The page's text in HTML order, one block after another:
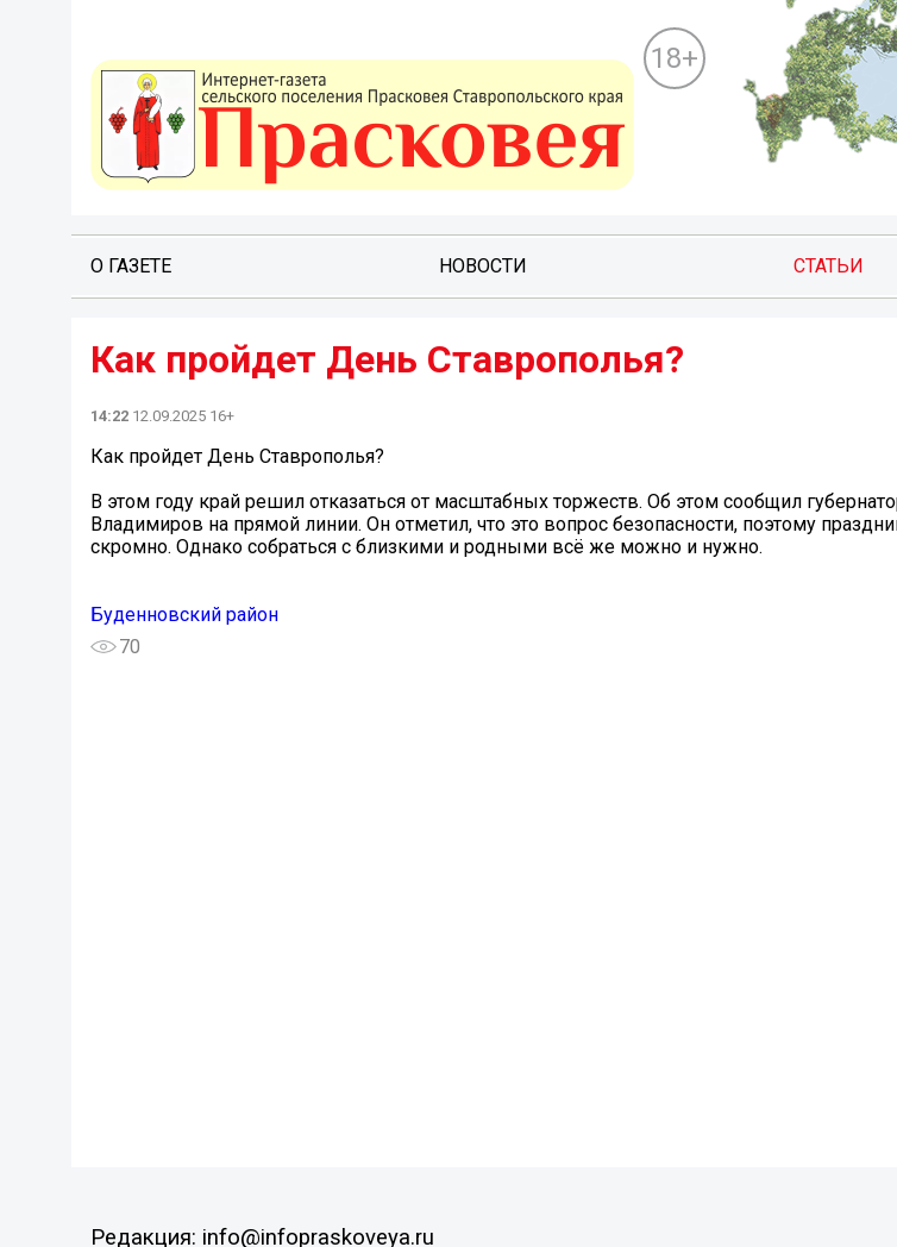
18+
О ГАЗЕТЕ НОВОСТИ СТАТЬИ
Как пройдет День Ставрополья?️
14:22 12.09.2025 16+
Как пройдет День Ставрополья?️
В этом году край решил отказаться от масштабных торжеств. Об этом сообщил
Владимиров на прямой линии. Он отметил, что это вопрос безопасности, поэтому
скромно. Однако собраться с близкими и родными всё же можно и нужно.
Буденновский район
70
Редакция: info@infopraskoveya.ru